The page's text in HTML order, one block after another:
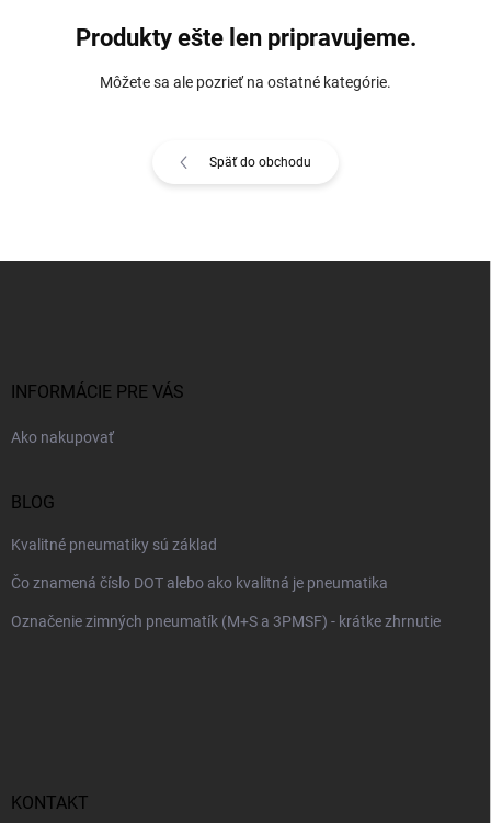
Produkty ešte len pripravujeme.
Môžete sa ale pozrieť na ostatné kategórie.
Späť do obchodu
INFORMÁCIE PRE VÁS
Ako nakupovať
BLOG
Kvalitné pneumatiky sú základ
Čo znamená číslo DOT alebo ako kvalitná je pneumatika
Označenie zimných pneumatík (M+S a 3PMSF) - krátke zhrnutie
KONTAKT